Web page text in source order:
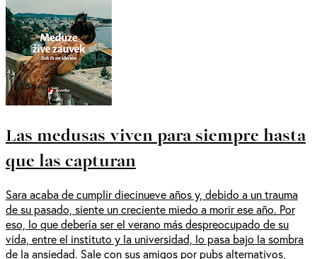
Las medusas viven para siempre hasta
que las capturan
Sara acaba de cumplir diecinueve años y, debido a un trauma
de su pasado, siente un creciente miedo a morir ese año. Por
eso, lo que debería ser el verano más despreocupado de su
vida, entre el instituto y la universidad, lo pasa bajo la sombra
de la ansiedad. Sale con sus amigos por pubs alternativos,